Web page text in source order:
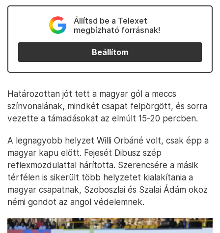
Állítsd be a Telexet
megbízható forrásnak!
Beállítom
Határozottan jót tett a magyar gól a meccs
színvonalának, mindkét csapat felpörgött, és sorra
vezette a támadásokat az elmúlt 15-20 percben.
A legnagyobb helyzet Willi Orbáné volt, csak épp a
magyar kapu előtt. Fejesét Dibusz szép
reflexmozdulattal hárította. Szerencsére a másik
térfélen is sikerült több helyzetet kialakítania a
magyar csapatnak, Szoboszlai és Szalai Ádám okoz
némi gondot az angol védelemnek.